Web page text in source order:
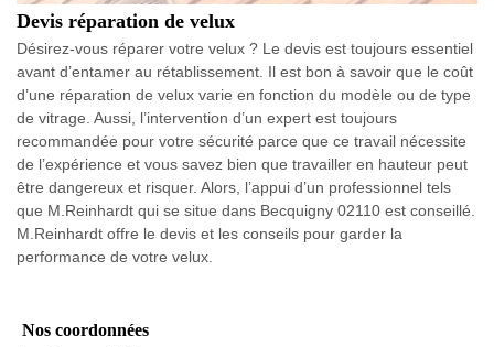
Devis réparation de velux
Désirez-vous réparer votre velux ? Le devis est toujours essentiel
avant d’entamer au rétablissement. Il est bon à savoir que le coût
d’une réparation de velux varie en fonction du modèle ou de type
de vitrage. Aussi, l’intervention d’un expert est toujours
recommandée pour votre sécurité parce que ce travail nécessite
de l’expérience et vous savez bien que travailler en hauteur peut
être dangereux et risquer. Alors, l’appui d’un professionnel tels
que M.Reinhardt qui se situe dans Becquigny 02110 est conseillé.
M.Reinhardt offre le devis et les conseils pour garder la
performance de votre velux.
Nos coordonnées